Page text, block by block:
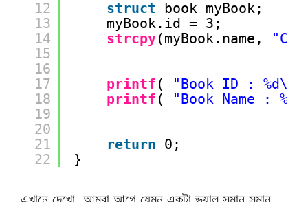
12
13
14
15
16
17
18
19
20
21
22
struct book myBook;
myBook.id = 3;
strcpy(myBook.name, "C
printf ( "Book ID : %d\n"
printf ( "Book Name :
return 0;
}